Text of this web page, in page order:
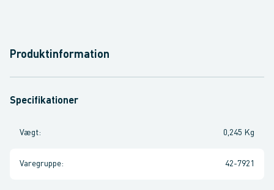
Produktinformation
Specifikationer
Vægt: 0,245 Kg
Varegruppe: 42-7921